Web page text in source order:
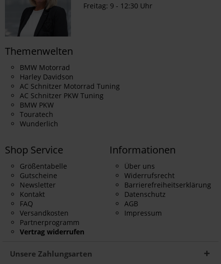
Freitag: 9 - 12:30 Uhr
Themenwelten
BMW Motorrad
Harley Davidson
AC Schnitzer Motorrad Tuning
AC Schnitzer PKW Tuning
BMW PKW
Touratech
Wunderlich
Shop Service
Größentabelle
Gutscheine
Newsletter
Kontakt
FAQ
Versandkosten
Partnerprogramm
Vertrag widerrufen
Informationen
Über uns
Widerrufsrecht
Barrierefreiheitserklärung
Datenschutz
AGB
Impressum
Unsere Zahlungsarten